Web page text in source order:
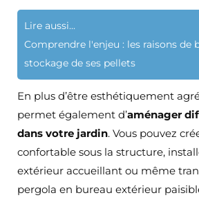
Lire aussi...
Comprendre l'enjeu : les raisons de
stockage de ses pellets
En plus d’être esthétiquement
permet également d’aménager
dans votre jardin. Vous pouvez
confortable sous la structure,
extérieur accueillant ou même
pergola en bureau extérieur